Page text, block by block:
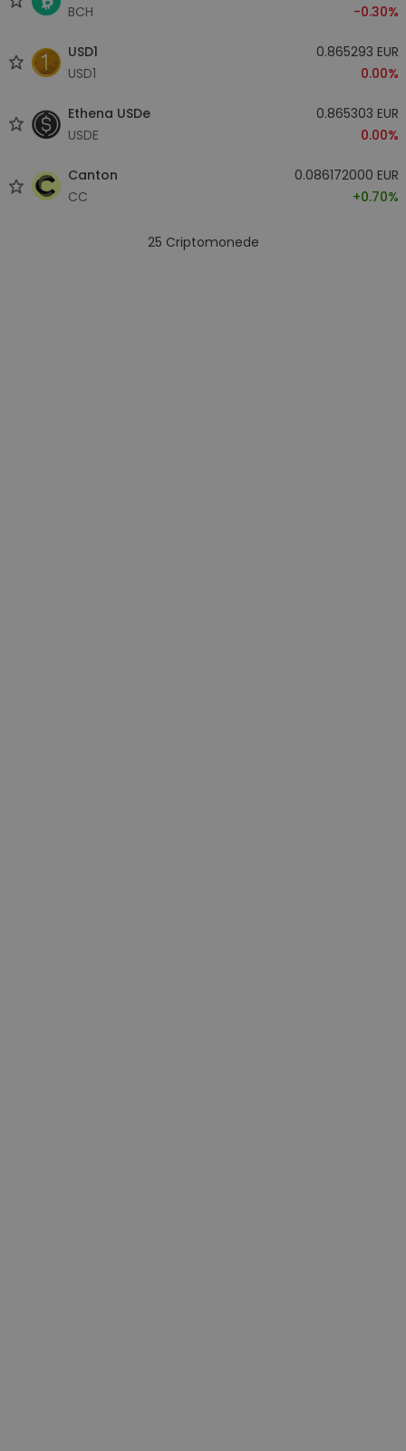
BCH
-0.30%
USD1
USD1
0.865293 EUR
0.00%
Ethena USDe
USDE
0.865303 EUR
0.00%
Canton
CC
0.086172000 EUR
+0.70%
25 Criptomonede